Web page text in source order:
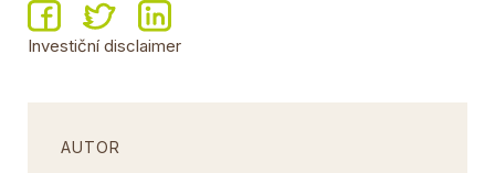
Investiční disclaimer
AUTOR